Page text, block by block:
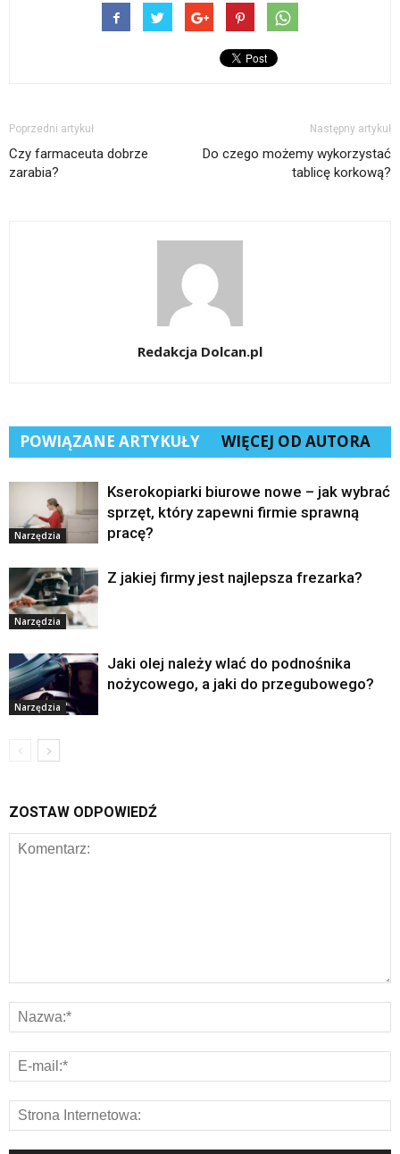
Poprzedni artykuł
Czy farmaceuta dobrze
zarabia?
Następny artykuł
Do czego możemy wykorzystać
tablicę korkową?
Redakcja Dolcan.pl
POWIĄZANE ARTYKUŁY WIĘCEJ OD AUTORA
Narzędzia
Kserokopiarki biurowe nowe – jak wybrać
sprzęt, który zapewni firmie sprawną
pracę?
Narzędzia
Z jakiej firmy jest najlepsza frezarka?
Narzędzia
Jaki olej należy wlać do podnośnika
nożycowego, a jaki do przegubowego?
ZOSTAW ODPOWIEDŹ